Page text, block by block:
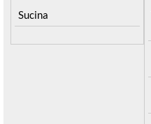
Sucina